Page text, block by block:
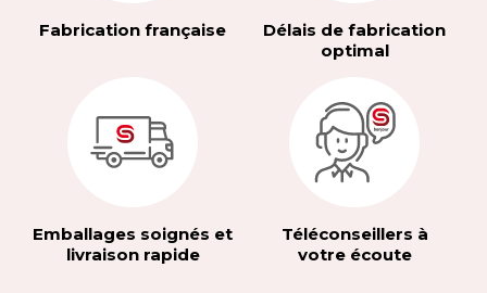
Fabrication française
Délais de fabrication
optimal
Emballages soignés et
livraison rapide
Téléconseillers à
votre écoute